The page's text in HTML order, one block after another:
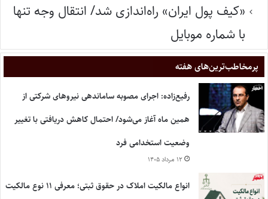
«کیف پول ایران» راه‌اندازی شد/ انتقال وجه تنها
با شماره موبایل
پر‌مخاطب‌ترین‌های هفته
رفیع‌زاده: اجرای مصوبه ساماندهی نیروهای شرکتی از
همین ماه آغاز می‌شود/ احتمال کاهش دریافتی با تغییر
وضعیت استخدامی فرد
۱۲ مرداد ۱۴۰۵
انواع مالکیت املاک در حقوق ثبتی؛ معرفی ۱۱ نوع مالکیت